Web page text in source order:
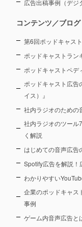
広告出稿事例（デジ
コンテンツ／ブログ
第6回ポッドキャス
ポッドキャストラン
ポッドキャストペデ
ポッドキャスト広告
イス）』
社内ラジオのための
社内ラジオのツール
く解説
はじめての音声広告
Spotify広告を解説！
わかりやすい
企業のポッドキャス
事例
ゲーム内音声広告と